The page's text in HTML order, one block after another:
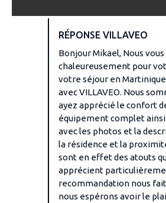
RÉPONSE VILLAVEO
Bonjour Mikael, Nous
chaleureusement pour
votre séjour en
avec VILLAVEO. Nous
ayez apprécié le confort
équipement complet
avec les photos et la
la résidence et la
sont en effet des atouts
apprécient
recommandation nous
nous espérons avoir le